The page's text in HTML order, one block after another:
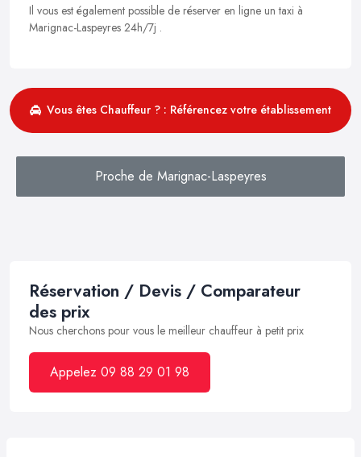
Il vous est également possible de réserver en ligne un taxi à
Marignac-Laspeyres 24h/7j .
Vous êtes Chauffeur ? : Référencez votre établissement
Proche de Marignac-Laspeyres
Réservation / Devis / Comparateur
des prix
Nous cherchons pour vous le meilleur chauffeur à petit prix
Appelez 09 88 29 01 98